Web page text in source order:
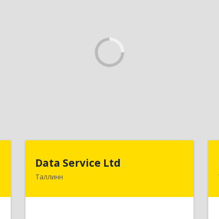
Data Service Ltd
ТаллиннEstonia, Laulupeo 24, Tallinn, 10128